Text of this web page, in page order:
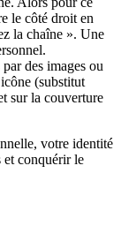
le côté droit en
la chaîne ». Une
des images ou
(substitut
sur la couverture
votre identité
et conquérir le